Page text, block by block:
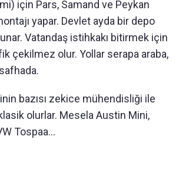
için Pars, Samand ve Peykan
yapar. Devlet ayda bir depo
Vatandaş istihkakı bitirmek için
çekilmez olur. Yollar serapa araba,
bazısı zekice mühendisliği ile
olurlar. Mesela Austin Mini,
Tospaa…